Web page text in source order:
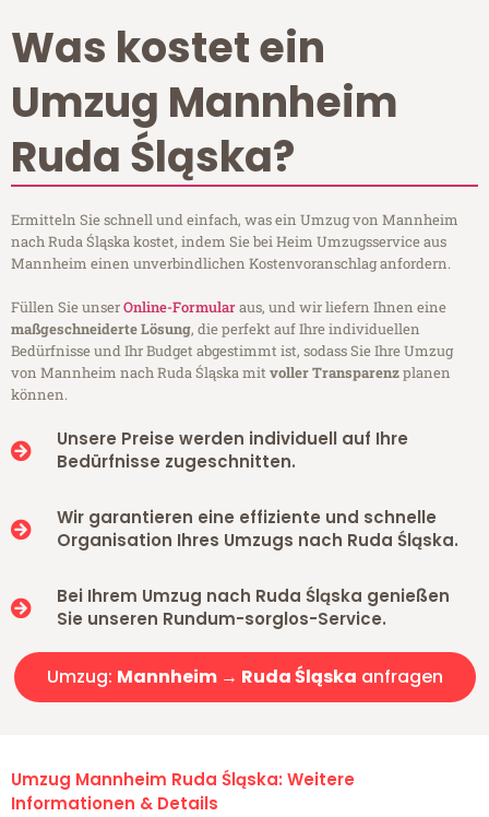
Was kostet ein
Umzug Mannheim
Ruda Śląska?
Ermitteln Sie schnell und einfach, was ein Umzug von Mannheim
nach Ruda Śląska kostet, indem Sie bei Heim Umzugsservice aus
Mannheim einen unverbindlichen Kostenvoranschlag anfordern.
Füllen Sie unserOnline-Formularaus, und wir liefern Ihnen eine
maßgeschneiderte Lösung, die perfekt auf Ihre individuellen
Bedürfnisse und Ihr Budget abgestimmt ist, sodass Sie Ihre Umzug
von Mannheim nach Ruda Śląska mitvoller Transparenzplanen
können.
Unsere Preise werden individuell auf Ihre
Bedürfnisse zugeschnitten.
Wir garantieren eine effiziente und schnelle
Organisation Ihres Umzugs nach Ruda Śląska.
Bei Ihrem Umzug nach Ruda Śląska genießen
Sie unseren Rundum-sorglos-Service.
Umzug: Mannheim → Ruda Śląska anfragen
Umzug Mannheim Ruda Śląska: Weitere
Informationen & Details